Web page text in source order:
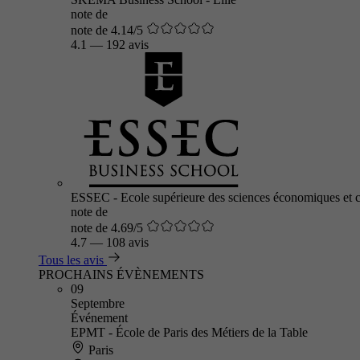
note de
note de 4.14/5
4.1 — 192 avis
ESSEC - Ecole supérieure des sciences économiques et
note de
note de 4.69/5
4.7 — 108 avis
Tous les avis
PROCHAINS ÉVÈNEMENTS
09
Septembre
Événement
EPMT - École de Paris des Métiers de la Table
Paris